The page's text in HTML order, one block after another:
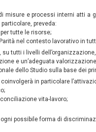
di misure e processi interni atti
preveda:
tutte le risorse;
nel contesto lavorativo in
tutti i livelli
e un’adeguata
dello Studio sulla base dei
in particolare
vita-lavoro;
possibile forma di